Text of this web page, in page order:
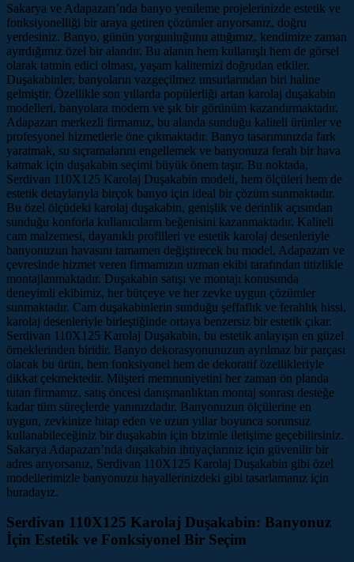
Sakarya ve Adapazarı’nda banyo yenileme projelerinizde estetik ve
fonksiyonelliği bir araya getiren çözümler arıyorsanız, doğru
yerdesiniz. Banyo, günün yorgunluğunu attığımız, kendimize zaman
ayırdığımız özel bir alandır. Bu alanın hem kullanışlı hem de görsel
olarak tatmin edici olması, yaşam kalitemizi doğrudan etkiler.
Duşakabinler, banyoların vazgeçilmez unsurlarından biri haline
gelmiştir. Özellikle son yıllarda popülerliği artan karolaj duşakabin
modelleri, banyolara modern ve şık bir görünüm kazandırmaktadır.
Adapazarı merkezli firmamız, bu alanda sunduğu kaliteli ürünler ve
profesyonel hizmetlerle öne çıkmaktadır. Banyo tasarımınızda fark
yaratmak, su sıçramalarını engellemek ve banyonuza ferah bir hava
katmak için duşakabin seçimi büyük önem taşır. Bu noktada,
Serdivan 110X125 Karolaj Duşakabin modeli, hem ölçüleri hem de
estetik detaylarıyla birçok banyo için ideal bir çözüm sunmaktadır.
Bu özel ölçüdeki karolaj duşakabin, genişlik ve derinlik açısından
sunduğu konforla kullanıcıların beğenisini kazanmaktadır. Kaliteli
cam malzemesi, dayanıklı profilleri ve estetik karolaj desenleriyle
banyonuzun havasını tamamen değiştirecek bu model, Adapazarı ve
çevresinde hizmet veren firmamızın uzman ekibi tarafından titizlikle
montajlanmaktadır. Duşakabin satışı ve montajı konusunda
deneyimli ekibimiz, her bütçeye ve her zevke uygun çözümler
sunmaktadır. Cam duşakabinlerin sunduğu şeffaflık ve ferahlık hissi,
karolaj desenleriyle birleştiğinde ortaya benzersiz bir estetik çıkar.
Serdivan 110X125 Karolaj Duşakabin, bu estetik anlayışın en güzel
örneklerinden biridir. Banyo dekorasyonunuzun ayrılmaz bir parçası
olacak bu ürün, hem fonksiyonel hem de dekoratif özellikleriyle
dikkat çekmektedir. Müşteri memnuniyetini her zaman ön planda
tutan firmamız, satış öncesi danışmanlıktan montaj sonrası desteğe
kadar tüm süreçlerde yanınızdadır. Banyonuzun ölçülerine en
uygun, zevkinize hitap eden ve uzun yıllar boyunca sorunsuz
kullanabileceğiniz bir duşakabin için bizimle iletişime geçebilirsiniz.
Sakarya Adapazarı’nda duşakabin ihtiyaçlarınız için güvenilir bir
adres arıyorsanız, Serdivan 110X125 Karolaj Duşakabin gibi özel
modellerimizle banyonuzu hayallerinizdeki gibi tasarlamanız için
buradayız.
Serdivan 110X125 Karolaj Duşakabin: Banyonuz
İçin Estetik ve Fonksiyonel Bir Seçim